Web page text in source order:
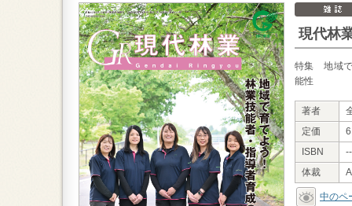
現代林
特集 地域で
能性
著者
定価
ISBN
体裁
中のペ